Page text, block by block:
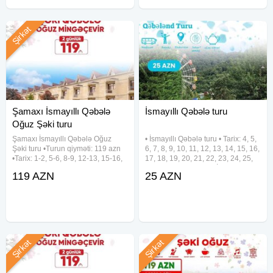
Şamaxı İsmayıllı Qəbələ
Oğuz Şəki turu
Şamaxı İsmayıllı Qəbələ Oğuz
Şəki turu •Turun qiyməti: 119 azn
•Tarix: 1-2, 5-6, 8-9, 12-13, 15-16,
✓Qiymətə daxildir: - Komfortlu
Şirkət
119 AZN
İsmayıllı Qəbələ turu
• İsmayıllı Qəbələ turu • Tarix: 4, 5,
6, 7, 8, 9, 10, 11, 12, 13, 14, 15, 16,
17, 18, 19, 20, 21, 22, 23, 24, 25,
Qiymət: Ekonom paket: 25 Azn
25 AZN
Şirkət Şirkət